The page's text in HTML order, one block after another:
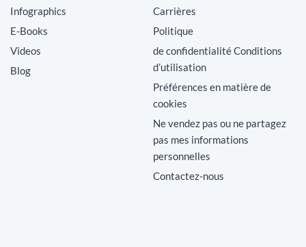
Infographics
E-Books
Videos
Blog
Carrières
Politique
de confidentialité Conditions
d’utilisation
Préférences en matière de
cookies
Ne vendez pas ou ne partagez
pas mes informations
personnelles
Contactez-nous